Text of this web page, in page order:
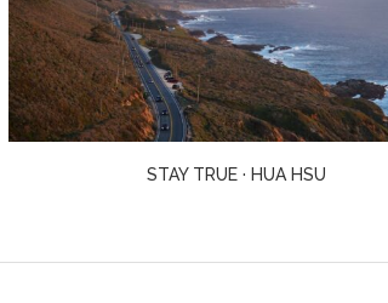
THE INTERPRETER · SUKI KIM